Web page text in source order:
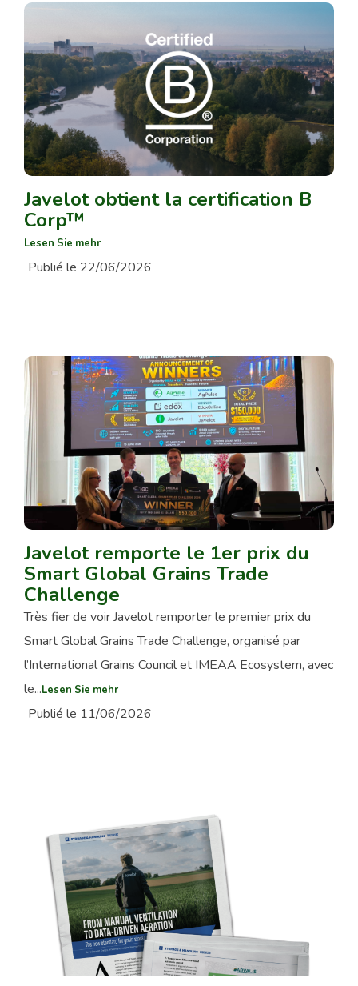
Javelot obtient la certification B
Corp™
Lesen Sie mehr
Publié le 22/06/2026
Javelot remporte le 1er prix du
Smart Global Grains Trade
Challenge
Très fier de voir Javelot remporter le premier prix du
Smart Global Grains Trade Challenge, organisé par
l’International Grains Council et IMEAA Ecosystem, avec
le...Lesen Sie mehr
Publié le 11/06/2026